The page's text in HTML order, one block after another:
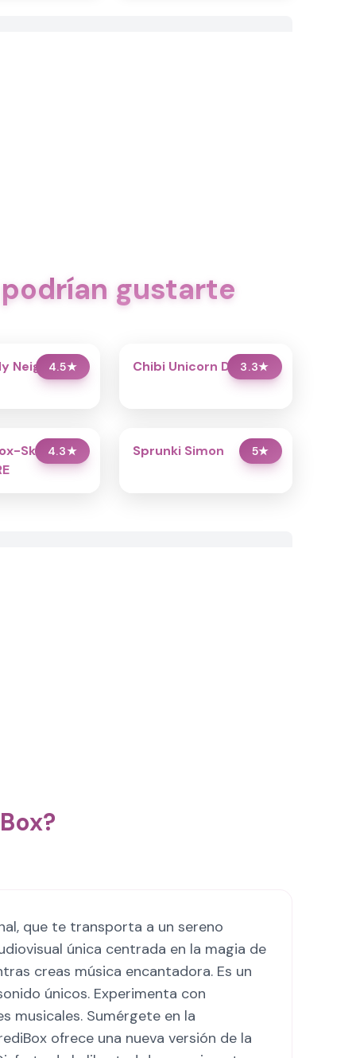
gustarte
4.5★
Neighbor:
3.3★
Chibi Unicorn Dress Up
4.3★
Sky’s
5★
Sprunki Simon
que te transporta a un sereno
única centrada en la magia de
creas música encantadora. Es un
únicos. Experimenta con
musicales. Sumérgete en la
ofrece una nueva versión de la